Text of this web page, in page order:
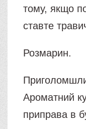
тому, якщо
ставте
Розмарин.
Ароматний
приправа в